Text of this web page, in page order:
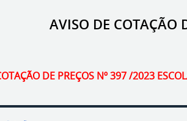
AVISO DE COTAÇÃO
DE PREÇOS Nº 397 /2023